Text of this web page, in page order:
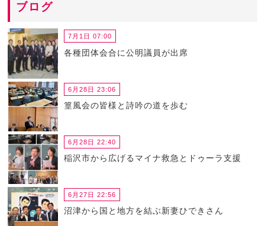
ブログ
7月1日 07:00
各種団体会合に公明議員が出席
6月28日 23:06
篁風会の皆様と詩吟の道を歩む
6月28日 22:40
稲沢市から広げるマイナ救急とドゥーラ支援
6月27日 22:56
沼津から国と地方を結ぶ新妻ひできさん